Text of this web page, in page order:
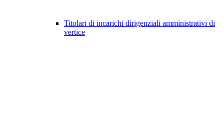
Titolari di incarichi dirigenziali amministrativi di
vertice